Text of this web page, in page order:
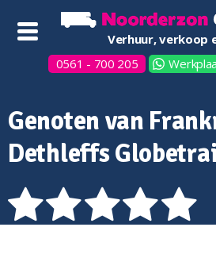
Verhuur, verkoop
0561 - 700 205
Genoten van
Dethleffs